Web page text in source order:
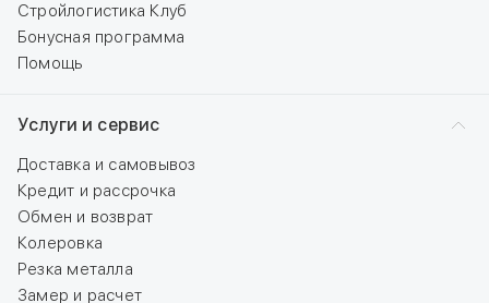
Стройлогистика Клуб
Бонусная программа
Помощь
Услуги и сервис
Доставка и самовывоз
Кредит и рассрочка
Обмен и возврат
Колеровка
Резка металла
Замер и расчет